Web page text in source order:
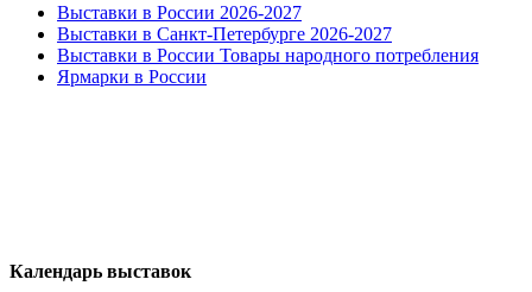
Выставки в России 2026-2027
Выставки в Санкт-Петербурге 2026-2027
Выставки в России Товары народного потребления
Ярмарки в России
Календарь выставок